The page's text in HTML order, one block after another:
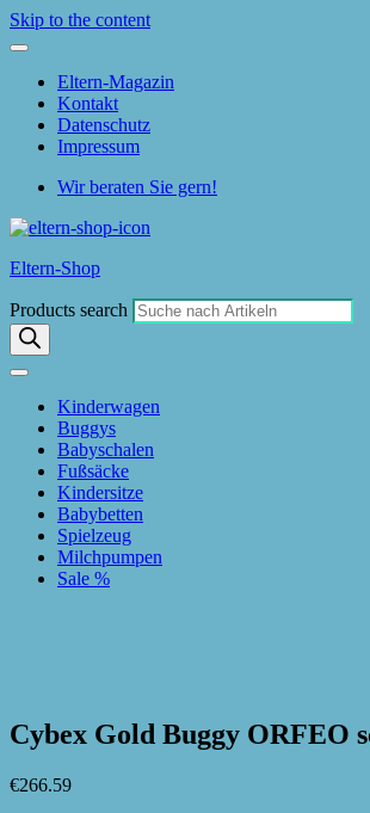
Skip to the content
Eltern-Magazin
Kontakt
Datenschutz
Impressum
Wir beraten Sie gern!
Eltern-Shop
Products search
Kinderwagen
Buggys
Babyschalen
Fußsäcke
Kindersitze
Babybetten
Spielzeug
Milchpumpen
Sale %
Cybex Gold Buggy ORFEO
€266.59